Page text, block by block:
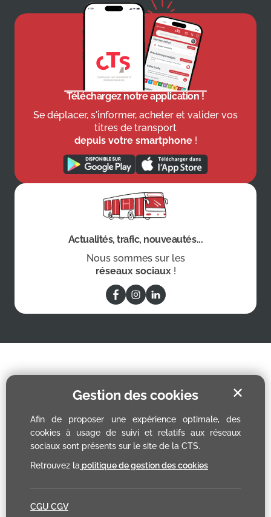
Gestion des cookies
Afin de proposer une expérience optimale, des
cookies à usage de suivi et relatifs aux réseaux
sociaux sont présents sur le site de la CTS.
Retrouvez la politique de gestion des cookies
✕
CGU CGV
Téléchargez notre application !
Se déplacer, s'informer, acheter et valider vos
titres de transport
depuis votre smartphone !
Actualités, trafic, nouveautés...
Nous sommes sur les
réseaux sociaux !